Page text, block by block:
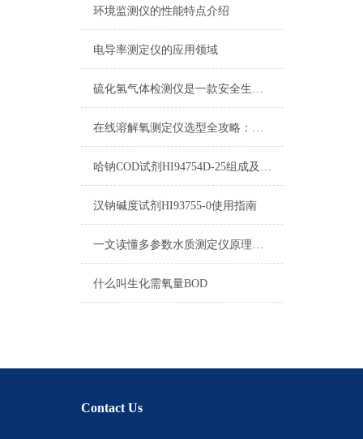
环境监测仪的性能特点介绍
电导率测定仪的应用领域
硫化氢气体检测仪是一款安全生产的重要监测仪表
在线溶解氧测定仪选型全攻略：测量精度、响应速度与防护等级指南
哈钠COD试剂HI94754D-25组成及测量范围
汉钠碱度试剂HI93755-0使用指南
一文读懂多参数水质测定仪原理：COD、氨氮、总磷同步检测技术解析
什么叫生化需氧量BOD
Contact Us